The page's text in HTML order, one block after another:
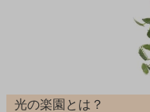
光の楽園とは？